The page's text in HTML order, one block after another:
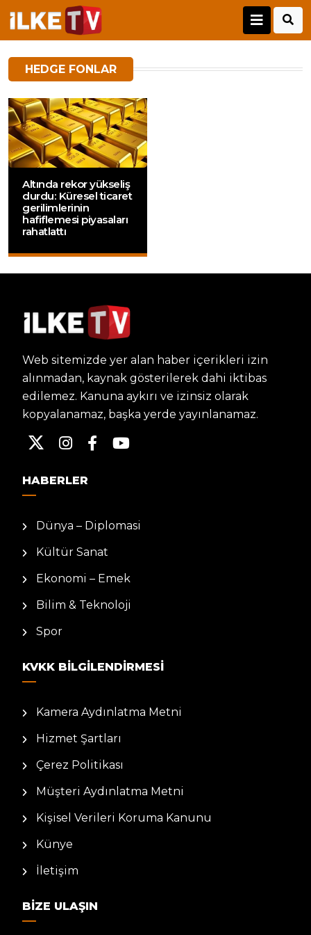
HEDGE FONLAR
Altında rekor yükseliş
durdu: Küresel ticaret
gerilimlerinin
hafiflemesi piyasaları
rahatlattı
Web sitemizde yer alan haber içerikleri izin
alınmadan, kaynak gösterilerek dahi iktibas
edilemez. Kanuna aykırı ve izinsiz olarak
kopyalanamaz, başka yerde yayınlanamaz.
HABERLER
Dünya – Diplomasi
Kültür Sanat
Ekonomi – Emek
Bilim & Teknoloji
Spor
KVKK BILGILENDIRMESI
Kamera Aydınlatma Metni
Hizmet Şartları
Çerez Politikası
Müşteri Aydınlatma Metni
Kişisel Verileri Koruma Kanunu
Künye
İletişim
BIZE ULAŞIN